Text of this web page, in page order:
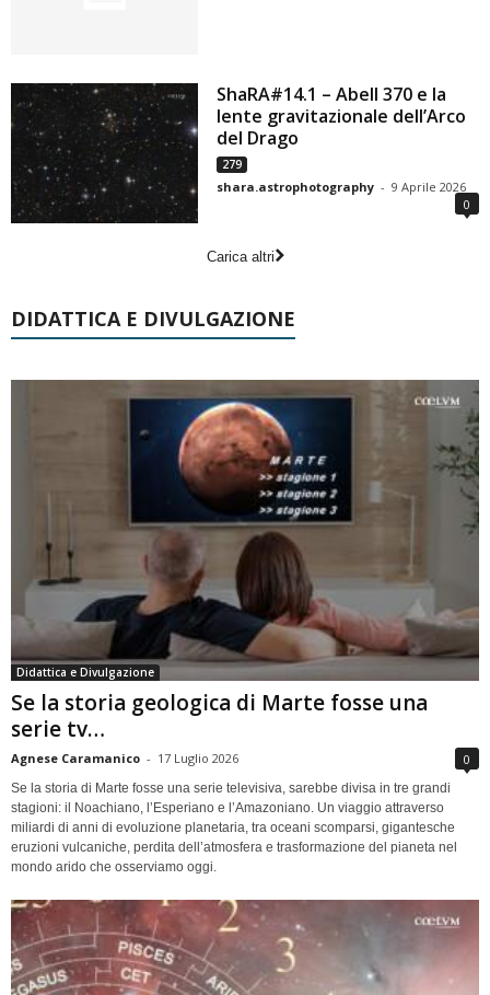
ShaRA#14.1 – Abell 370 e la
lente gravitazionale dell’Arco
del Drago
279
shara.astrophotography - 9 Aprile 2026
0
Carica altri
DIDATTICA E DIVULGAZIONE
Didattica e Divulgazione
Se la storia geologica di Marte fosse una
serie tv…
Agnese Caramanico - 17 Luglio 2026 0
Se la storia di Marte fosse una serie televisiva, sarebbe divisa in tre grandi
stagioni: il Noachiano, l’Esperiano e l’Amazoniano. Un viaggio attraverso
miliardi di anni di evoluzione planetaria, tra oceani scomparsi, gigantesche
eruzioni vulcaniche, perdita dell’atmosfera e trasformazione del pianeta nel
mondo arido che osserviamo oggi.